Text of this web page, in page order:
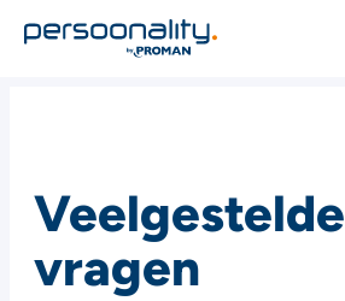
Veelgestelde
vragen